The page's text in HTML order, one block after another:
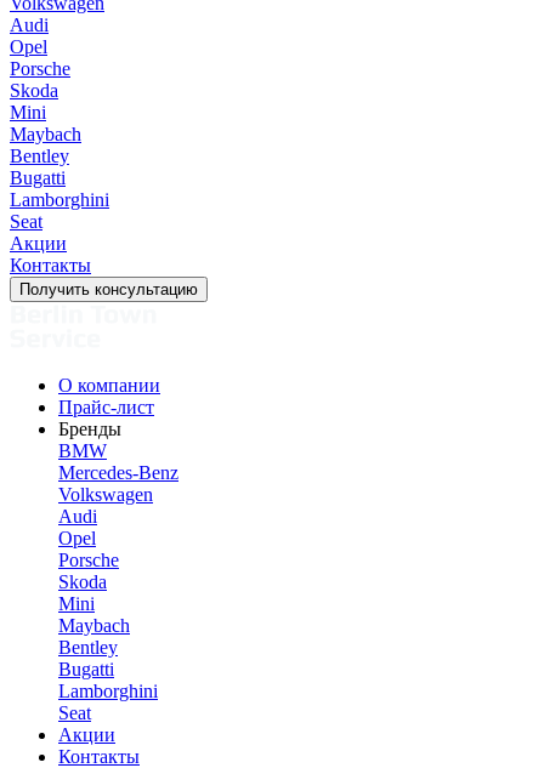
Audi
Opel
Porsche
Skoda
Mini
Maybach
Bentley
Bugatti
Lamborghini
Seat
Акции
Контакты
Получить консультацию
О компании
Прайс-лист
Бренды
BMW
Mercedes-Benz
Volkswagen
Audi
Opel
Porsche
Skoda
Mini
Maybach
Bentley
Bugatti
Lamborghini
Seat
Акции
Контакты